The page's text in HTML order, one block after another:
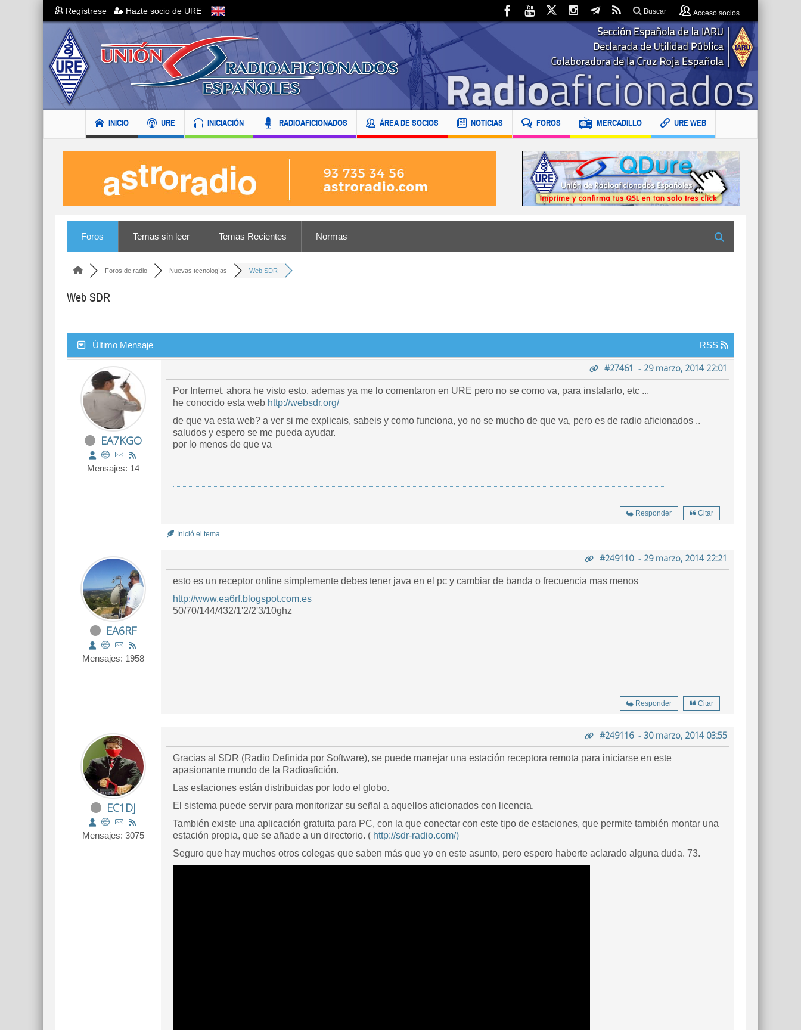
Regístrese Hazte socio de URE Buscar Acceso socios
INICIO URE INICIACIÓN RADIOAFICIONADOS ÁREA DE SOCIOS NOTICIAS FOROS MERCADILLO URE WEB
Foros Temas sin leer Temas Recientes Normas
Foros de radio Nuevas tecnologías Web SDR
Web SDR
Último Mensaje RSS
EA7KGO
Mensajes: 14
#27461 - 29 marzo, 2014 22:01
Por Internet, ahora he visto esto, ademas ya me lo comentaron en URE pero no se como va, para instalarlo, etc ...
he conocido esta web http://websdr.org/
de que va esta web? a ver si me explicais, sabeis y como funciona, yo no se mucho de que va, pero es de radio aficionados ..
saludos y espero se me pueda ayudar.
por lo menos de que va
Responder Citar
Inició el tema
EA6RF
Mensajes: 1958
#249110- 29 marzo, 2014 22:21
esto es un receptor online simplemente debes tener java en el pc y cambiar de banda o frecuencia mas menos
http://www.ea6rf.blogspot.com.es
50/70/144/432/1'2/2'3/10ghz
Responder Citar
EC1DJ
Mensajes: 3075
#249116- 30 marzo, 2014 03:55
Gracias al SDR (Radio Definida por Software), se puede manejar una estación receptora remota para iniciarse en este
apasionante mundo de la Radioafición.
Las estaciones están distribuidas por todo el globo.
El sistema puede servir para monitorizar su señal a aquellos aficionados con licencia.
También existe una aplicación gratuita para PC, con la que conectar con este tipo de estaciones, que permite también montar una
estación propia, que se añade a un directorio. ( http://sdr-radio.com/)
Seguro que hay muchos otros colegas que saben más que yo en este asunto, pero espero haberte aclarado alguna duda. 73.